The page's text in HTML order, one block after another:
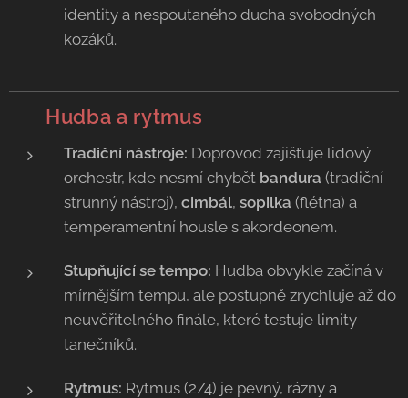
identity a nespoutaného ducha svobodných
kozáků.
Hudba a rytmus
Tradiční nástroje: Doprovod zajišťuje lidový
orchestr, kde nesmí chybět bandura (tradiční
strunný nástroj), cimbál, sopilka (flétna) a
temperamentní housle s akordeonem.
Stupňující se tempo: Hudba obvykle začíná v
mírnějším tempu, ale postupně zrychluje až do
neuvěřitelného finále, které testuje limity
tanečníků.
Rytmus: Rytmus (2/4) je pevný, rázny a